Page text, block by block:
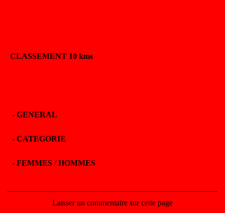
CLASSEMENT 10 kms
- GENERAL
- CATEGORIE
- FEMMES / HOMMES
Laisser un commentaire sur cette page